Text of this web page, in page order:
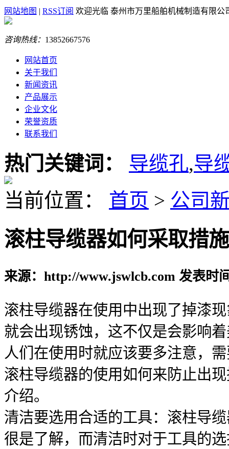
网站地图 | RSS订阅 欢迎光临 泰州市万里船舶机械制造有限公
咨询热线： 13852667576
网站首页
关于我们
新闻资讯
产品展示
企业文化
荣誉资质
联系我们
热门关键词： 导缆孔,导
当前位置：
首页 > 公司
滚柱导缆器如何采取措
来源：http://www.jswlcb.com 发表时
滚柱导缆器在使用中出现了掉漆
就会出现锈蚀，这不仅是会影响
人们在使用时就应该要多注意，
滚柱导缆器的使用如何来防止出
介绍。
清洁要选用合适的工具：滚柱导
很是了解，而清洁时对于工具的